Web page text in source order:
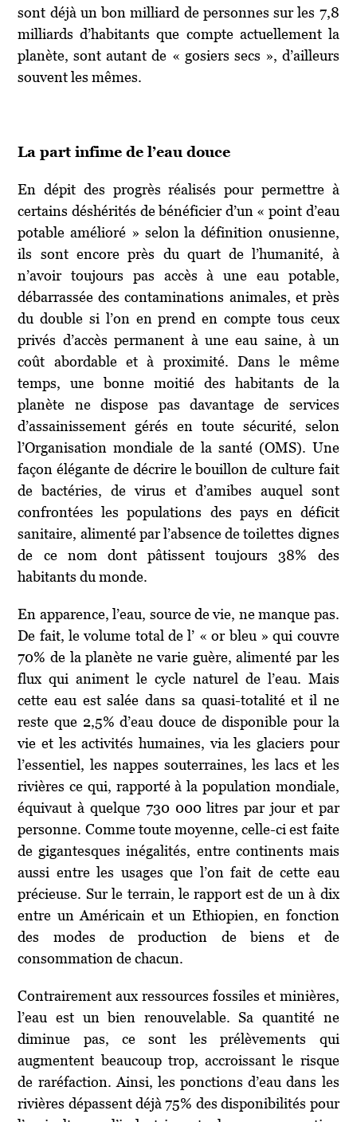
sont déjà un bon milliard de personnes sur les 7,8
milliards d’habitants que compte actuellement la
planète, sont autant de « gosiers secs », d’ailleurs
souvent les mêmes.
La part infime de l’eau douce
En dépit des progrès réalisés pour permettre à
certains déshérités de bénéficier d’un « point d’eau
potable amélioré » selon la définition onusienne,
ils sont encore près du quart de l’humanité, à
n’avoir toujours pas accès à une eau potable,
débarrassée des contaminations animales, et près
du double si l’on en prend en compte tous ceux
privés d’accès permanent à une eau saine, à un
coût abordable et à proximité. Dans le même
temps, une bonne moitié des habitants de la
planète ne dispose pas davantage de services
d’assainissement gérés en toute sécurité, selon
l’Organisation mondiale de la santé (OMS). Une
façon élégante de décrire le bouillon de culture fait
de bactéries, de virus et d’amibes auquel sont
confrontées les populations des pays en déficit
sanitaire, alimenté par l’absence de toilettes dignes
de ce nom dont pâtissent toujours 38% des
habitants du monde.
En apparence, l’eau, source de vie, ne manque pas.
De fait, le volume total de l’ « or bleu » qui couvre
70% de la planète ne varie guère, alimenté par les
flux qui animent le cycle naturel de l’eau. Mais
cette eau est salée dans sa quasi-totalité et il ne
reste que 2,5% d’eau douce de disponible pour la
vie et les activités humaines, via les glaciers pour
l’essentiel, les nappes souterraines, les lacs et les
rivières ce qui, rapporté à la population mondiale,
équivaut à quelque 730 000 litres par jour et par
personne. Comme toute moyenne, celle-ci est faite
de gigantesques inégalités, entre continents mais
aussi entre les usages que l’on fait de cette eau
précieuse. Sur le terrain, le rapport est de un à dix
entre un Américain et un Ethiopien, en fonction
des modes de production de biens et de
consommation de chacun.
Contrairement aux ressources fossiles et minières,
l’eau est un bien renouvelable. Sa quantité ne
diminue pas, ce sont les prélèvements qui
augmentent beaucoup trop, accroissant le risque
de raréfaction. Ainsi, les ponctions d’eau dans les
rivières dépassent déjà 75% des disponibilités pour